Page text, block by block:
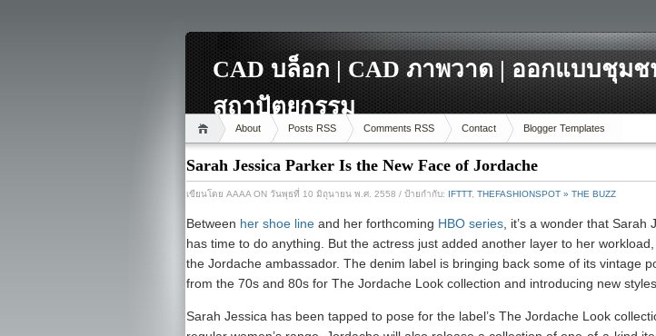
CAD บล็อก | CAD ภาพวาด | ออกแบบชุมช
สถาปัตยกรรม
About Posts RSS Comments RSS Contact Blogger Templates
Sarah Jessica Parker Is the New Face of Jordache
เขียนโดย AAAA ON วันพุธที่ 10 มิถุนายน พ.ศ. 2558 / ป้ายกำกับ: IFTTT, THEFASHIONSPOT » THE BUZZ
Between her shoe line and her forthcoming HBO series , it’s a wonder that Sarah
has time to do anything. But the actress just added another layer to her
the Jordache ambassador. The denim label is bringing back some of its vintage
from the 70s and 80s for The Jordache Look collection and introducing new
Sarah Jessica has been tapped to pose for the label’s The Jordache Look